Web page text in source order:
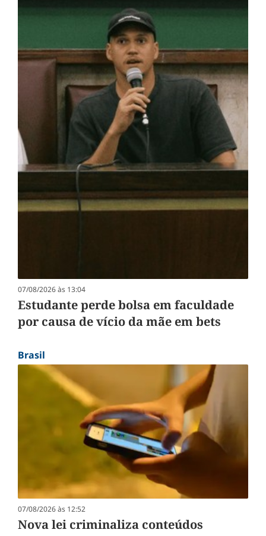
07/08/2026 às 13:04
Estudante perde bolsa em faculdade
por causa de vício da mãe em bets
Brasil
07/08/2026 às 12:52
Nova lei criminaliza conteúdos